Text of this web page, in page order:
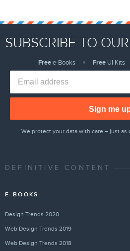
SUBSCRIBE TO
Freee-Books Free UI Kits
Sign me
We protect your data with care – just as
DEFINITIVE CONTENT
E-BOOKS
Design Trends 2020
Web Design Trends 2019
Web Design Trends 2018